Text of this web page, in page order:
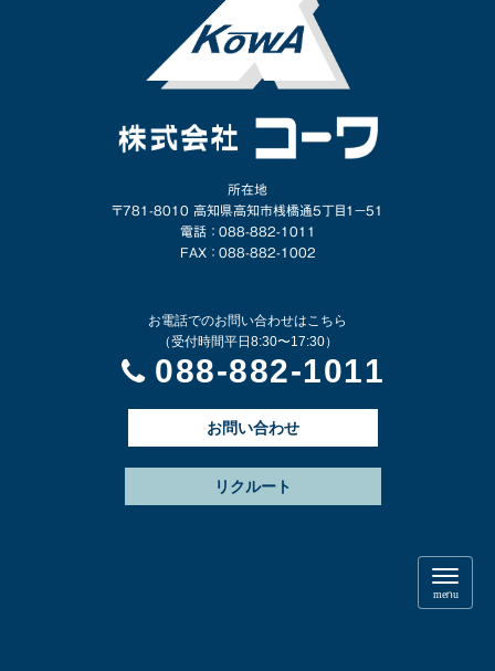
所在地
〒781-8010 高知県高知市桟橋通5丁目1−51
電話 ： 088-882-1011
FAX ： 088-882-1002
お電話でのお問い合わせはこちら
（受付時間平日8:30〜17:30）
088-882-1011
お問い合わせ
リクルート
N
a
v
menu